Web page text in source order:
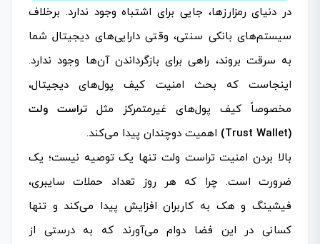
در دنیای رمزارزها، جایی برای اشتباه وجود ندارد. برخلاف
سیستم‌های بانکی سنتی، وقتی دارایی‌های دیجیتال شما
به سرقت بروند، راهی برای بازگرداندن آن‌ها وجود ندارد.
اینجاست که بحث امنیت کیف پول‌های دیجیتال،
مخصوصاً کیف پول‌های غیرمتمرکز مثل تراست ولت
(Trust Wallet)
اهمیت دوچندان پیدا می‌کند.
بالا بردن امنیت تراست ولت تنها یک توصیه نیست؛ یک
ضرورت است. چرا که هر روز تعداد حملات سایبری،
فیشینگ و هک به کاربران افزایش پیدا می‌کند و تنها
کسانی در این فضا دوام می‌آورند که به درستی از